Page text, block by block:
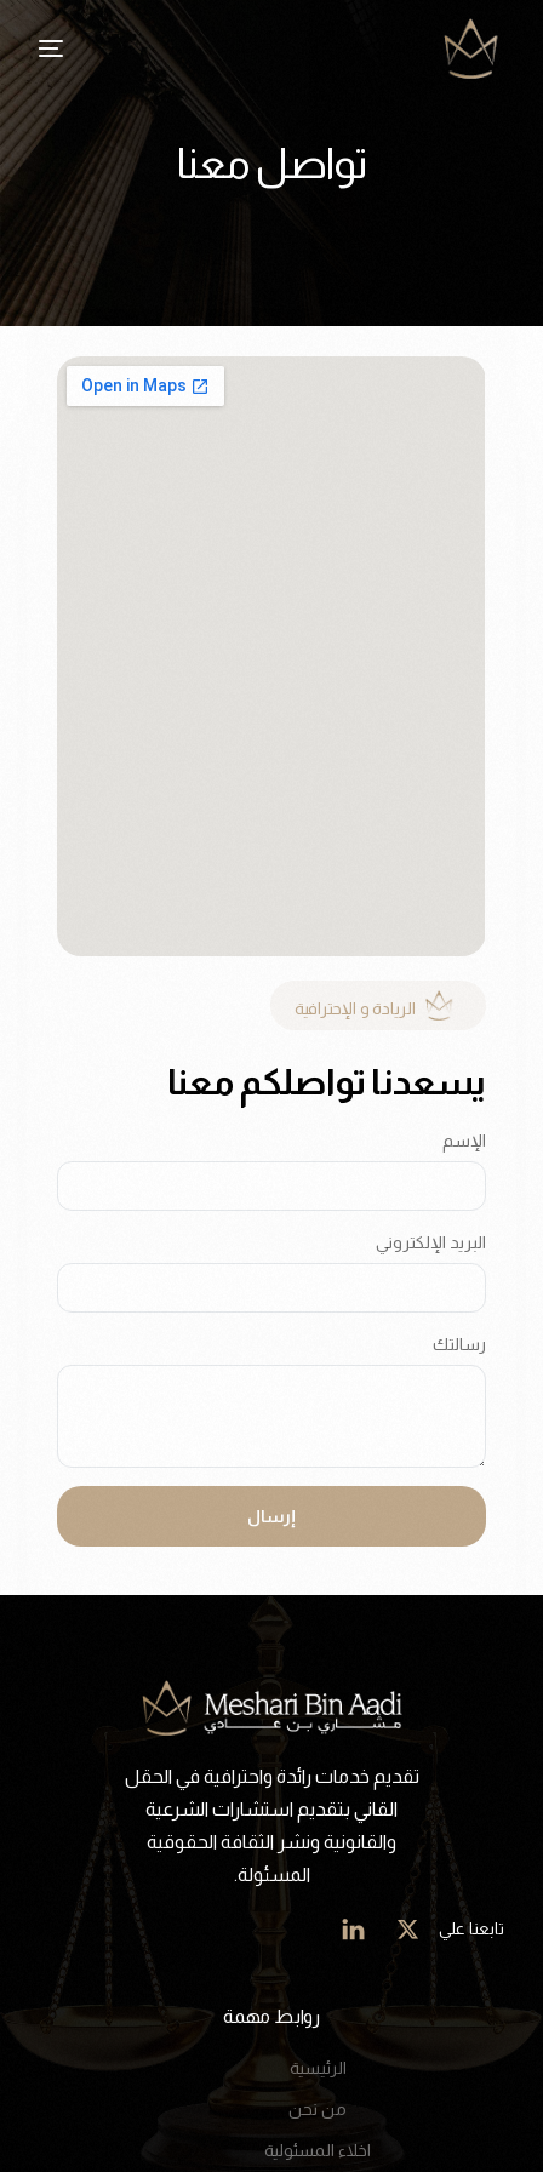
تواصل معنا
الريادة و الإحترافية
يسعدنا تواصلكم معنا
الإسم
البريد الإلكتروني
رسالتك
تقديم خدمات رائدة واحترافية في الحقل
القاني بتقديم استشارات الشرعية
والقانونية ونشر الثقافة الحقوقية
المسئولة.
تابعنا علي
روابط مهمة
الرئيسية
من نحن
اخلاء المسئولية